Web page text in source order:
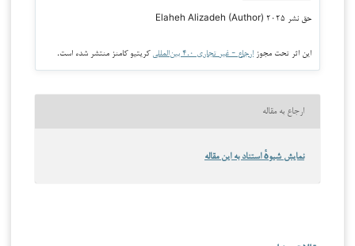
حق نشر ۲۰۲۵ Elaheh Alizadeh (Author)
این اثر تحت مجوز ارجاع - غیر تجاری ۴.۰ بین‌المللی کریتیو کامنز منتشر شده است.
ارجاع به مقاله
نمایش شیوهٔ استناد به این مقاله